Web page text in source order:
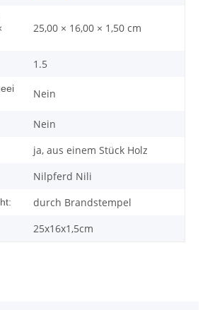
25,00 × 16,00 × 1,50 cm
1.5
Nein
Nein
ja, aus einem Stück Holz
Nilpferd Nili
durch Brandstempel
25x16x1,5cm